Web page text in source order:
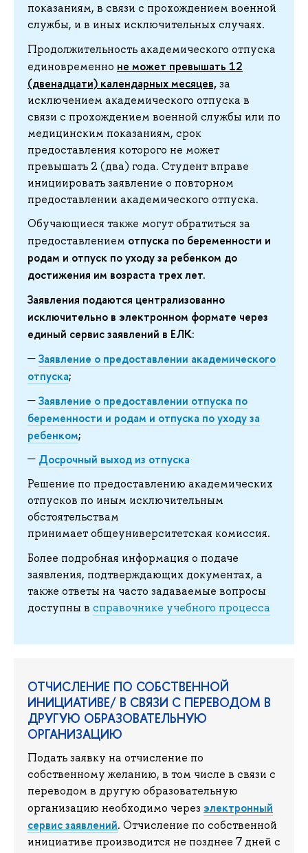
показаниям, в связи с прохождением военной
службы, и в иных исключительных случаях.
Продолжительность академического отпуска
единовременно не может превышать 12
(двенадцати) календарных месяцев,за
исключением академического отпуска в
связи с прохождением военной службы или по
медицинским показаниям, срок
предоставления которого не может
превышать 2 (два) года. Студент вправе
инициировать заявление о повторном
предоставлении академического отпуска.
Обучающиеся также могут обратиться за
предоставлением отпуска по беременности и
родам и отпуск по уходу за ребенком до
достижения им возраста трех лет.
Заявления подаются централизованно
исключительно в электронном формате через
единый сервис заявлений в ЕЛК:
Заявление о предоставлении академического
отпуска;
Заявление о предоставлении отпуска по
беременности и родам и отпуска по уходу за
ребенком;
Досрочный выход из отпуска
Решение по предоставлению академических
отпусков по иным исключительным
обстоятельствам
принимает общеуниверситетская комиссия.
Более подробная информация о подаче
заявления, подтверждающих документах, а
также ответы на часто задаваемые вопросы
доступны в справочнике учебного процесса
ОТЧИСЛЕНИЕ ПО СОБСТВЕННОЙ
ИНИЦИАТИВЕ/ В СВЯЗИ С ПЕРЕВОДОМ В
ДРУГУЮ ОБРАЗОВАТЕЛЬНУЮ
ОРГАНИЗАЦИЮ
Подать заявку на отчисление по
собственному желанию, в том числе в связи с
переводом в другую образовательную
организацию необходимо через электронный
сервис заявлений. Отчисление по собственной
инициативе производится не позднее 7 дней с